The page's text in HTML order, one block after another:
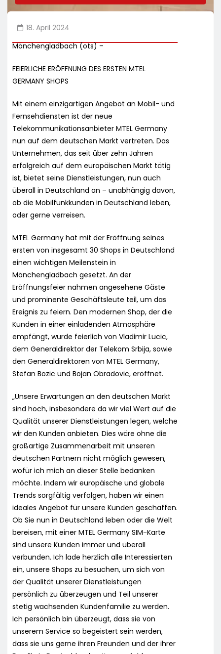
18. April 2024
Mönchengladbach (ots) –
FEIERLICHE ERÖFFNUNG DES ERSTEN MTEL
GERMANY SHOPS
Mit einem einzigartigen Angebot an Mobil- und
Fernsehdiensten ist der neue
Telekommunikationsanbieter MTEL Germany
nun auf dem deutschen Markt vertreten. Das
Unternehmen, das seit über zehn Jahren
erfolgreich auf dem europäischen Markt tätig
ist, bietet seine Dienstleistungen, nun auch
überall in Deutschland an – unabhängig davon,
ob die Mobilfunkkunden in Deutschland leben,
oder gerne verreisen.
MTEL Germany hat mit der Eröffnung seines
ersten von insgesamt 30 Shops in Deutschland
einen wichtigen Meilenstein in
Mönchengladbach gesetzt. An der
Eröffnungsfeier nahmen angesehene Gäste
und prominente Geschäftsleute teil, um das
Ereignis zu feiern. Den modernen Shop, der die
Kunden in einer einladenden Atmosphäre
empfängt, wurde feierlich von Vladimir Lucic,
dem Generaldirektor der Telekom Srbija, sowie
den Generaldirektoren von MTEL Germany,
Stefan Bozic und Bojan Obradovic, eröffnet.
„Unsere Erwartungen an den deutschen Markt
sind hoch, insbesondere da wir viel Wert auf die
Qualität unserer Dienstleistungen legen, welche
wir den Kunden anbieten. Dies wäre ohne die
großartige Zusammenarbeit mit unseren
deutschen Partnern nicht möglich gewesen,
wofür ich mich an dieser Stelle bedanken
möchte. Indem wir europäische und globale
Trends sorgfältig verfolgen, haben wir einen
ideales Angebot für unsere Kunden geschaffen.
Ob Sie nun in Deutschland leben oder die Welt
bereisen, mit einer MTEL Germany SIM-Karte
sind unsere Kunden immer und überall
verbunden. Ich lade herzlich alle Interessierten
ein, unsere Shops zu besuchen, um sich von
der Qualität unserer Dienstleistungen
persönlich zu überzeugen und Teil unserer
stetig wachsenden Kundenfamilie zu werden.
Ich persönlich bin überzeugt, dass sie von
unserem Service so begeistert sein werden,
dass sie uns gerne ihren Freunden und der ihrer